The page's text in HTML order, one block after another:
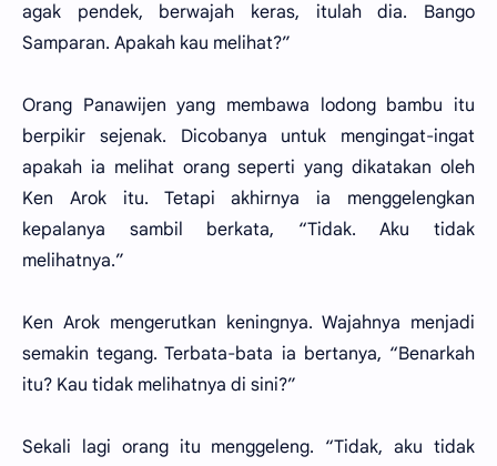
agak pendek, berwajah keras, itulah dia. Bango
Samparan. Apakah kau melihat?”
Orang Panawijen yang membawa lodong bambu itu
berpikir sejenak. Dicobanya untuk mengingat-ingat
apakah ia melihat orang seperti yang dikatakan oleh
Ken Arok itu. Tetapi akhirnya ia menggelengkan
kepalanya sambil berkata, “Tidak. Aku tidak
melihatnya.”
Ken Arok mengerutkan keningnya. Wajahnya menjadi
semakin tegang. Terbata-bata ia bertanya, “Benarkah
itu? Kau tidak melihatnya di sini?”
Sekali lagi orang itu menggeleng. “Tidak, aku tidak